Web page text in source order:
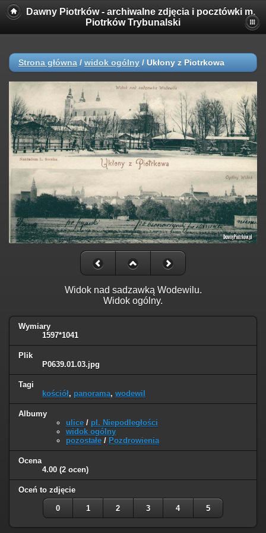
Dawny Piotrków - archiwalne zdjęcia i pocztówki m.
Piotrków Trybunalski
Strona główna / widok ogólny / Ukłony z Piotrkowa
Widok nad sadzawką Wodewilu.
Widok ogólny.
Wymiary
1597*1041
Plik
P0639.01.03.jpg
Tagi
kościół, panorama, wodewil
Albumy
ulice / pl. Niepodległości
widok ogólny
pozostałe / Pozdrowienia
Ocena
4.00 (2 ocen)
Oceń to zdjęcie
0 1 2 3 4 5